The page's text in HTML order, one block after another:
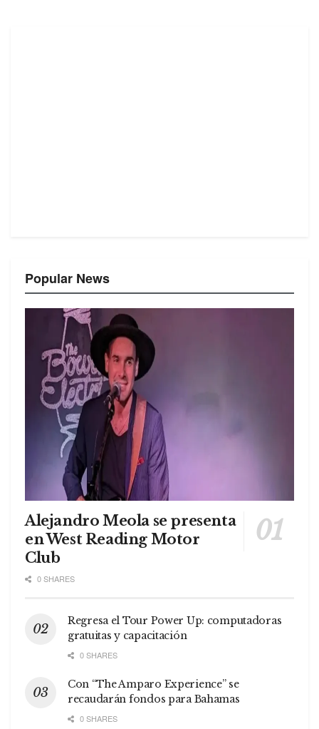
Popular News
Alejandro Meola se presenta
en West Reading Motor
Club
0 SHARES
Regresa el Tour Power Up: computadoras
gratuitas y capacitación
0 SHARES
Con “The Amparo Experience” se
recaudarán fondos para Bahamas
0 SHARES